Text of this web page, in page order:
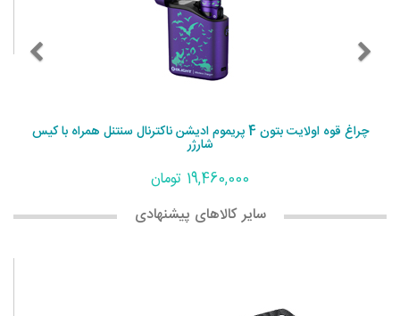
چراغ قوه اولایت بتون 4 پریموم ادیشن ناکترنال سنتنل همراه با کیس
شارژر
19,460,000 تومان
سایر کالاهای پیشنهادی